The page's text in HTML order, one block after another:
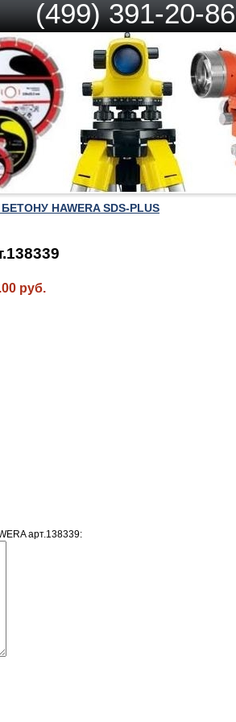
(499) 391-20-86
HAWERA SDS-PLUS
руб.
арт.138339: